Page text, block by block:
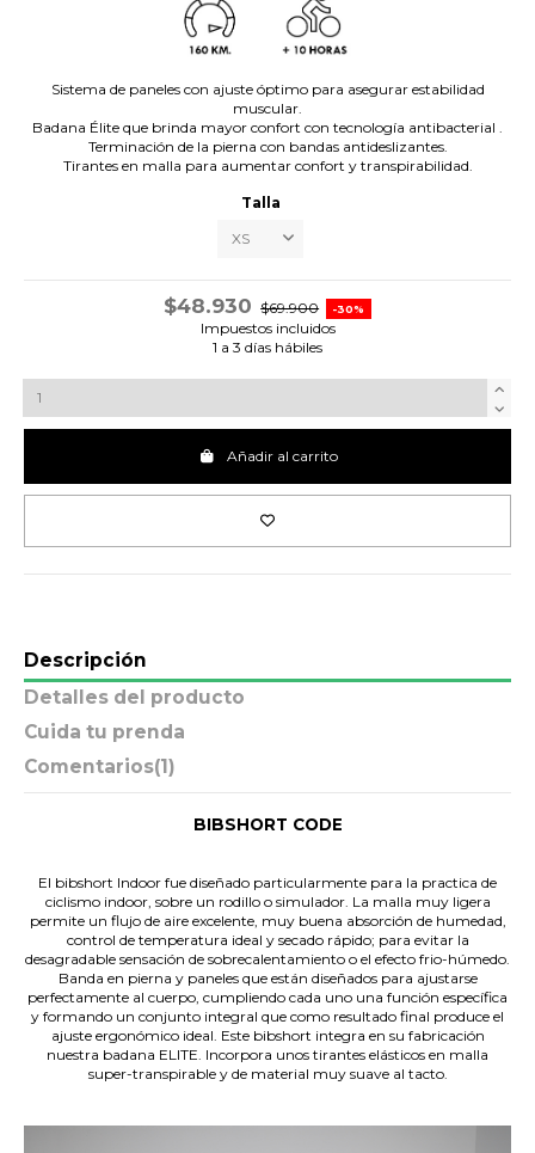
Sistema de paneles con ajuste óptimo para asegurar estabilidad
muscular.
Badana Élite que brinda mayor confort con tecnología antibacterial .
Terminación de la pierna con bandas antideslizantes.
Tirantes en malla para aumentar confort y transpirabilidad.
Talla
$48.930 $69.900 -30%
Impuestos incluidos
1 a 3 días hábiles
Añadir al carrito
Descripción
Detalles del producto
Cuida tu prenda
Comentarios(1)
BIBSHORT CODE
El bibshort Indoor fue diseñado particularmente para la practica de
ciclismo indoor, sobre un rodillo o simulador. La malla muy ligera
permite un flujo de aire excelente, muy buena absorción de humedad,
control de temperatura ideal y secado rápido; para evitar la
desagradable sensación de sobrecalentamiento o el efecto frio-húmedo.
Banda en pierna y paneles que están diseñados para ajustarse
perfectamente al cuerpo, cumpliendo cada uno una función específica
y formando un conjunto integral que como resultado final produce el
ajuste ergonómico ideal. Este bibshort integra en su fabricación
nuestra badana ELITE. Incorpora unos tirantes elásticos en malla
super-transpirable y de material muy suave al tacto.